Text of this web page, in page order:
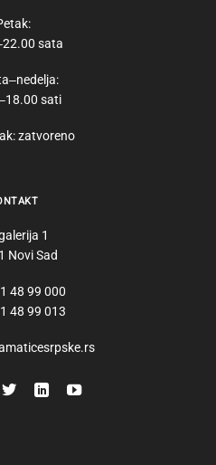
sata
sati
zatvoreno
1
Novi Sad
48 99 000
48 99 013